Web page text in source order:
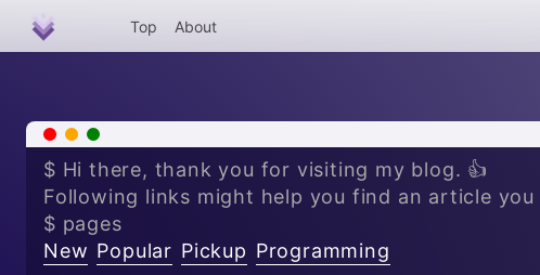
Top About
x +
$ Hi there, thank you for visiting my blog. 👍
Following links might help you find an article
$ pages
New Popular Pickup Programming